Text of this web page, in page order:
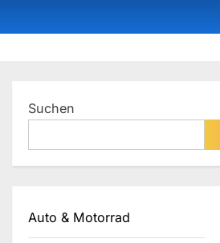
to
Suchen
Auto & Motorrad